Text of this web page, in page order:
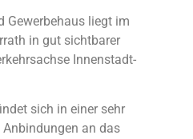
Gewerbehaus liegt im
in gut sichtbarer
Innenstadt-
sich in einer sehr
an das